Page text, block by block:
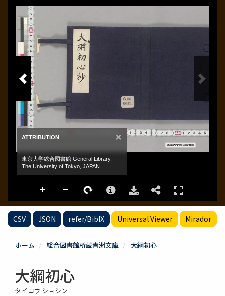
CSV JSON refer/BibIX Universal Viewer Mirador
ホーム 総合図書館所蔵青洲文庫 大綱初心
大綱初心
タイコウ ショシン